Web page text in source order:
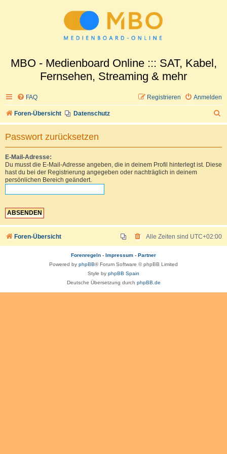
MBO - Medienboard Online ::: SAT, Kabel,
Fernsehen, Streaming & mehr
FAQ Anmelden
Registrieren
Foren-Übersicht Datenschutz
u
Passwort zurücksetzen
E-Mail-Adresse:
Du musst die E-Mail-Adresse angeben, die in deinem Profil hinterlegt ist. Diese
hast du bei der Registrierung angegeben oder nachträglich in deinem
persönlichen Bereich geändert.
Foren-Übersicht Alle Zeiten sind UTC+02:00
Forenregeln - Impressum - Partner
Powered by phpBB® Forum Software © phpBB Limited
Style by phpBB Spain
Deutsche Übersetzung durch phpBB.de